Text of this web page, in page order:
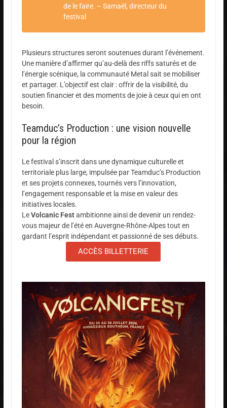
de le faire. – Samaël, directeur du
festival
Plusieurs structures seront soutenues durant l’événement.
Une manière d’affirmer qu’au-delà des riffs saturés et de
l’énergie scénique, la communauté Metal sait se mobiliser
et partager. L’objectif est clair : offrir de la visibilité, du
soutien financier et des moments de joie à ceux qui en ont
besoin.
Teamduc’s Production : une vision nouvelle
pour la région
Le festival s’inscrit dans une dynamique culturelle et
territoriale plus large, impulsée par Teamduc’s Production
et ses projets connexes, tournés vers l’innovation,
l’engagement responsable et la mise en valeur des
initiatives locales.
LeVolcanic Festambitionne ainsi de devenir un rendez-
vous majeur de l’été en Auvergne-Rhône-Alpes tout en
gardant l’esprit indépendant et passionné de ses débuts.
ACCÈS BILLETTERIE